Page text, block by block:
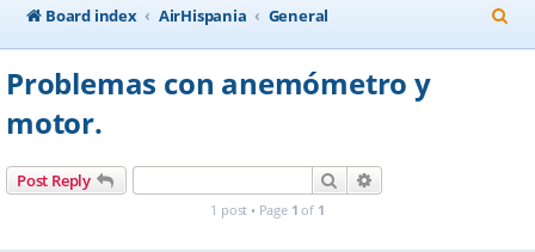
Board index
AirHispania General
e
Problemas con anemómetro y
motor.
Post Reply Search
1 post • Page 1 of 1